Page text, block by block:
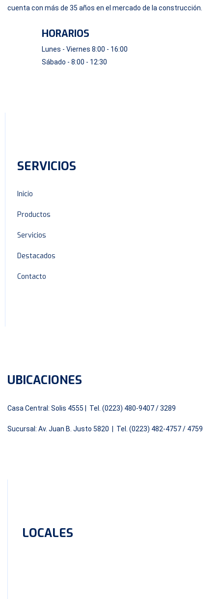
cuenta con más de 35 años en el mercado de la construcción.
HORARIOS
Lunes - Viernes 8:00 - 16:00
Sábado - 8:00 - 12:30
SERVICIOS
Inicio
Productos
Servicios
Destacados
Contacto
UBICACIONES
Casa Central: Solis 4555 | Tel. (0223) 480-9407 / 3289
Sucursal: Av. Juan B. Justo 5820 | Tel. (0223) 482-4757 / 4759
LOCALES